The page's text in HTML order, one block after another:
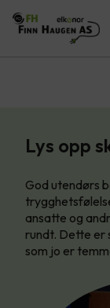
Lys opp
God utendørs
ansatte og
rundt. Dette er
som jo er